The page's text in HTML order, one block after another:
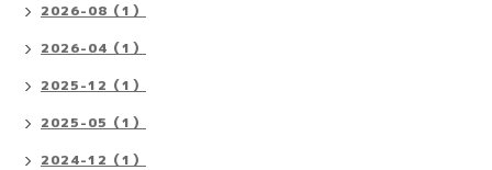
2026-08（1）
2026-04（1）
2025-12（1）
2025-05（1）
2024-12（1）